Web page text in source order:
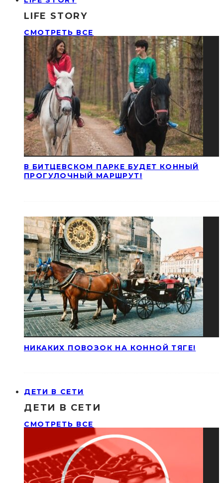
LIFE STORY
СМОТРЕТЬ ВСЕ
В БИТЦЕВСКОМ ПАРКЕ БУДЕТ КОННЫЙ
ПРОГУЛОЧНЫЙ МАРШРУТ!
НИКАКИХ ПОВОЗОК НА КОННОЙ ТЯГЕ!
ДЕТИ В СЕТИ
ДЕТИ В СЕТИ
СМОТРЕТЬ ВСЕ